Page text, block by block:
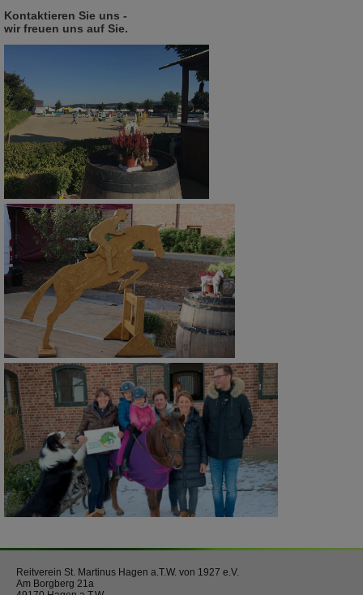
Kontaktieren Sie uns -
wir freuen uns auf Sie.
Reitverein St. Martinus Hagen a.T.W. von 1927 e.V.
Am Borgberg 21a